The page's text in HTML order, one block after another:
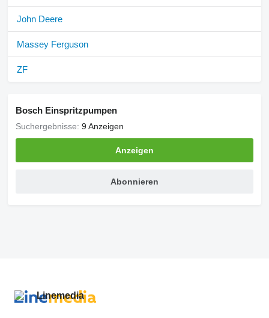
John Deere
Massey Ferguson
ZF
Bosch Einspritzpumpen
Suchergebnisse: 9 Anzeigen
Anzeigen
Abonnieren